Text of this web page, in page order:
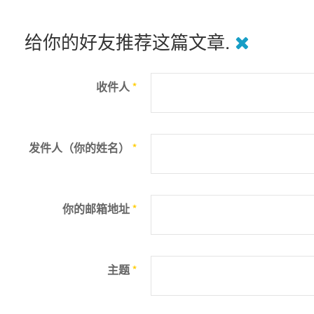
给你的好友推荐这篇文章.
收件人*
发件人（你的姓名） *
你的邮箱地址*
主题*